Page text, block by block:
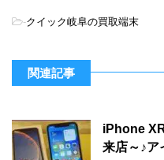
-クイック岐阜の買取端末
関連記事
iPhone
来店～♪ア